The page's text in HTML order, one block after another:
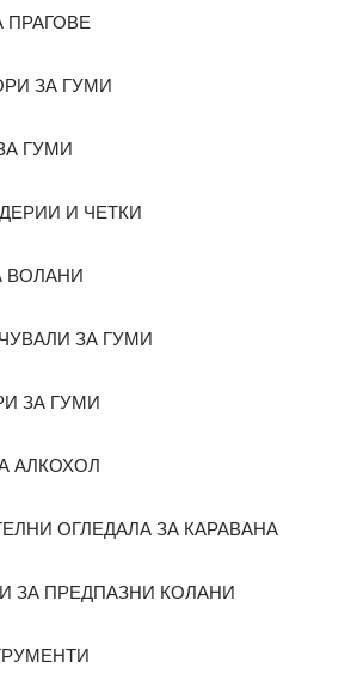
ПРАГОВЕ
ЗА ГУМИ
ГУМИ
И ЧЕТКИ
ВОЛАНИ
ЗА ГУМИ
ЗА ГУМИ
АЛКОХОЛ
ОГЛЕДАЛА ЗА КАРАВАНА
ЗА ПРЕДПАЗНИ КОЛАНИ